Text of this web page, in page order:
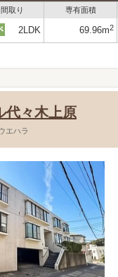
間取り 専有面積
2LDK 69.96m2
代々木上原
エハラ